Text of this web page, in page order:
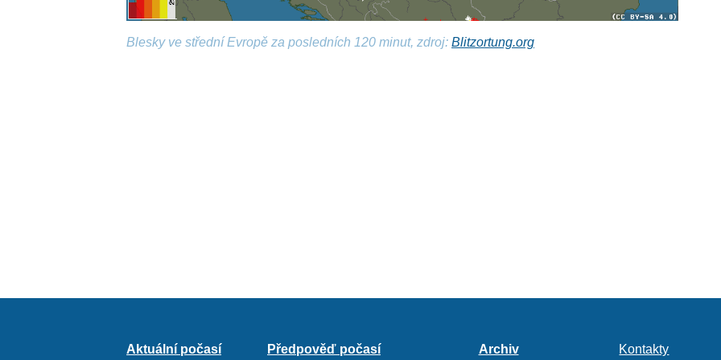
Blesky ve střední Evropě za posledních 120 minut, zdroj:Blitzortung.org
Aktuální počasí Předpověď počasí Archiv Kontakty